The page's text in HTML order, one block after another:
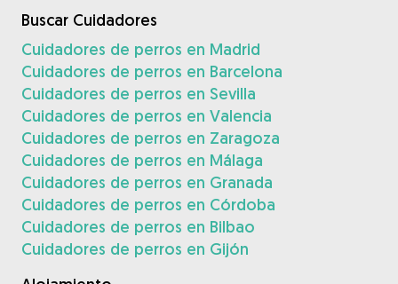
Buscar Cuidadores
Cuidadores de perros en Madrid
Cuidadores de perros en Barcelona
Cuidadores de perros en Sevilla
Cuidadores de perros en Valencia
Cuidadores de perros en Zaragoza
Cuidadores de perros en Málaga
Cuidadores de perros en Granada
Cuidadores de perros en Córdoba
Cuidadores de perros en Bilbao
Cuidadores de perros en Gijón